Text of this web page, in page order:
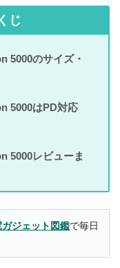
じ
5000のサイズ・
5000はPD対応
5000レビューま
ガジェット図鑑で毎日